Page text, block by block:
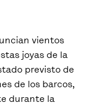
vientos
joyas de la
previsto de
de los barcos,
durante la